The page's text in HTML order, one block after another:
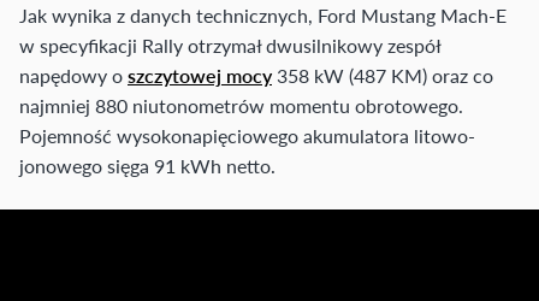
Jak wynika z danych technicznych, Ford Mustang Mach-E
w specyfikacji Rally otrzymał dwusilnikowy zespół
napędowy oszczytowej mocy358 kW (487 KM) oraz co
najmniej 880 niutonometrów momentu obrotowego.
Pojemność wysokonapięciowego akumulatora litowo-
jonowego sięga 91 kWh netto.